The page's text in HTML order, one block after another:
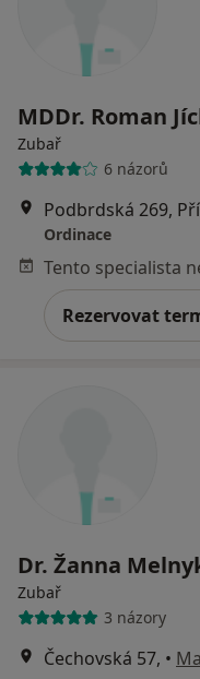
MDDr. Roman
Zubař
6 názorů
Podbrdská 269,
Ordinace
Rezervovat
Dr. Žanna
Zubař
3 názory
Čechovská 57, •